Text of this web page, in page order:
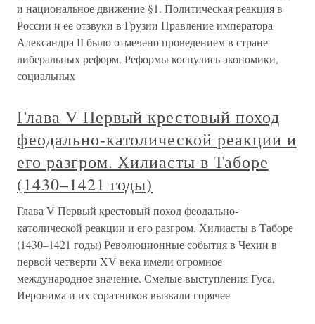
и национальное движение §1. Политическая реакция в
России и ее отзвуки в Грузии Правление императора
Александра II было отмечено проведением в стране
либеральных реформ. Реформы коснулись экономики,
социальных
Глава V Первый крестовый поход
феодально-католической реакции и
его разгром. Хилиасты в Таборе
(1430–1421 годы)
Глава V Первый крестовый поход феодально-
католической реакции и его разгром. Хилиасты в Таборе
(1430–1421 годы) Революционные события в Чехии в
первой четверти XV века имели огромное
международное значение. Смелые выступления Гуса,
Иеронима и их соратников вызвали горячее